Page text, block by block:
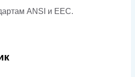
ANSI и EEC.